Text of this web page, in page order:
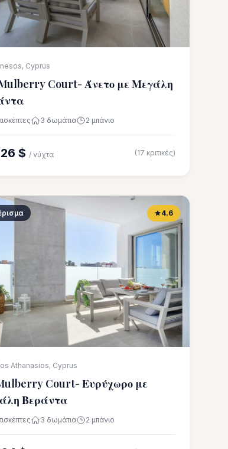
Cyprus
Court- Άνετο με Μεγάλη
3 δωμάτια 2 μπάνιο
$ / νύχτα (17 κριτικές)
4.6
Athanasios, Cyprus
Court- Ευρύχωρο με
Βεράντα
3 δωμάτια 2 μπάνιο